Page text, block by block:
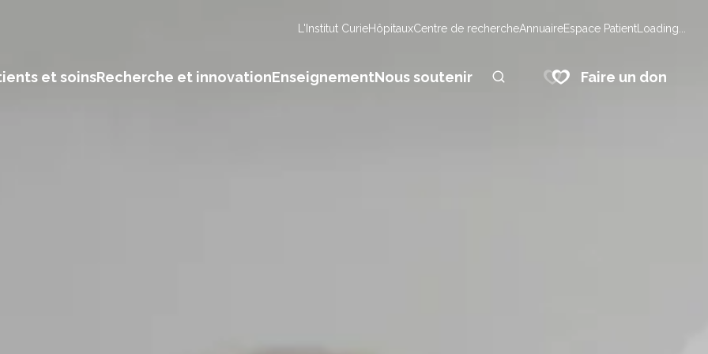
L'Institut CurieHôpitauxCentre de rechercheAnnuaireEspace PatientLoading...
et soinsRecherche et innovationEnseignementNous soutenir Faire un don